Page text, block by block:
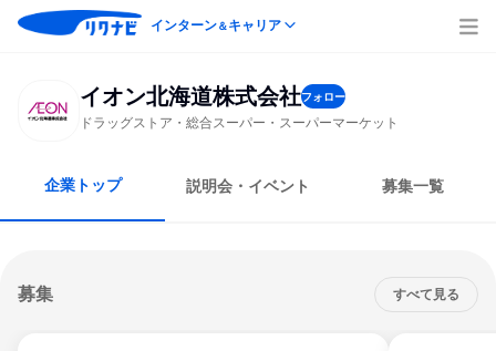
インターン＆キャリア
イオン北海道株式会社フォロー
ドラッグストア・総合スーパー・スーパーマーケット
企業トップ 説明会・イベント 募集一覧
募集 すべて見る